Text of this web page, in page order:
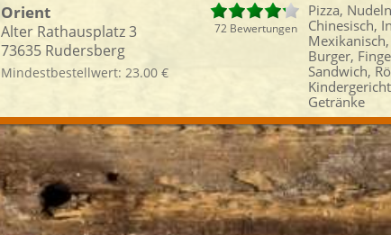
Orient
Alter Rathausplatz 3
73635 Rudersberg
Mindestbestellwert: 23.00 €
72 Bewertungen
Pizza,
Chinesisch,
Burger,
Sandwich,
Getränke